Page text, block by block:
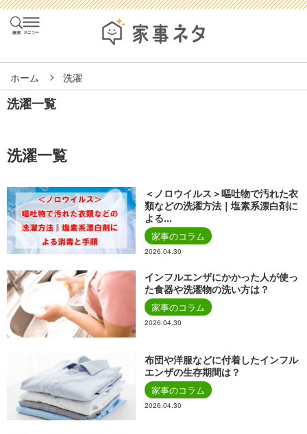
ホーム 洗濯
洗濯一覧
洗濯一覧
＜ノロウイルス＞嘔吐物で汚れた衣
類などの洗濯方法｜塩素系漂白剤に
よる...
家事のコラム
2026.04.30
インフルエンザにかかった人が使っ
た食器や洗濯物の洗い方は？
家事のコラム
2026.04.30
布団や洋服などに付着したインフル
エンザの生存期間は？
家事のコラム
2026.04.30